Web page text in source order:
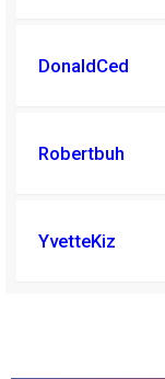
DonaldCed
Robertbuh
YvetteKiz